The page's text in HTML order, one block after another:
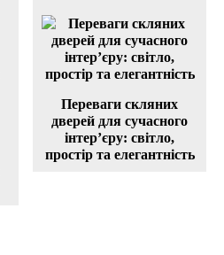
Переваги скляних
дверей для сучасного
інтер’єру: світло,
простір та елегантність